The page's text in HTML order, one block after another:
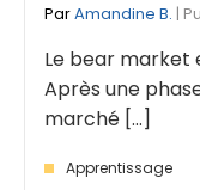
ParAmandine B. |
Le bear market
Après une
marché [...]
Apprentissage